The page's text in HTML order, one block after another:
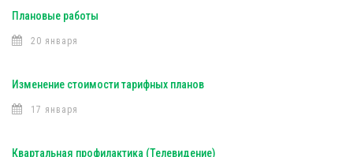
Плановые работы
20 января
Изменение стоимости тарифных планов
17 января
Квартальная профилактика (Телевидение)